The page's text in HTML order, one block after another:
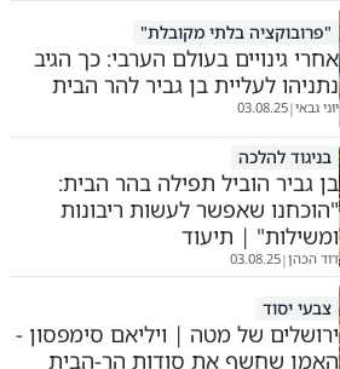
"פרובוקציה בלתי מקובלת"
אחרי גינויים בעולם הערבי: כך הגיב
נתניהו לעליית בן גביר להר הבית
יוני גבאי|
03.08.25
בניגוד להלכה
בן גביר הוביל תפילה בהר הבית:
"הוכחנו שאפשר לעשות ריבונות
ומשילות" | תיעוד
דוד הכהן|
03.08.25
צבעי יסוד
ירושלים של מטה | ויליאם סימפסון -
האמן שחשף את סודות הר-הבית